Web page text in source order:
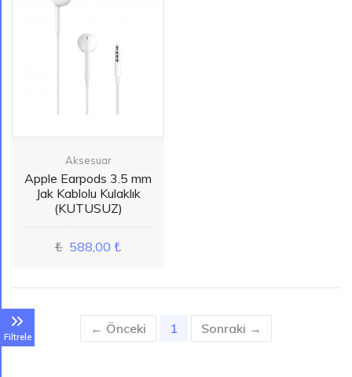
Filtrele
Aksesuar
Apple Earpods 3.5 mm
Jak Kablolu Kulaklık
(KUTUSUZ)
₺ 588,00 ₺
← Önceki 1 (current)
Sonraki →